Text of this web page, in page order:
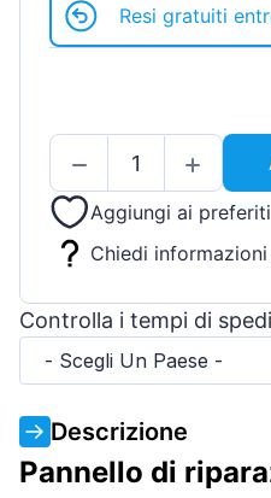
Resi gratuiti
Aggiungi ai preferiti
Chiedi
Controlla i tempi di
- Scegli Un Paese -
Descrizione
Pannello di